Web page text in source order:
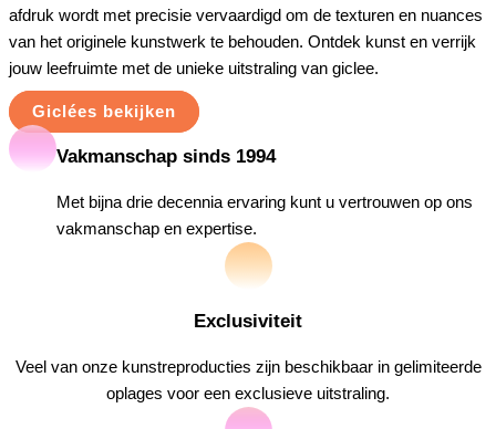
afdruk wordt met precisie vervaardigd om de texturen en nuances
van het originele kunstwerk te behouden. Ontdek kunst en verrijk
jouw leefruimte met de unieke uitstraling van giclee.
Giclées bekijken
Vakmanschap sinds 1994
Met bijna drie decennia ervaring kunt u vertrouwen op ons
vakmanschap en expertise.
Exclusiviteit
Veel van onze kunstreproducties zijn beschikbaar in gelimiteerde
oplages voor een exclusieve uitstraling.